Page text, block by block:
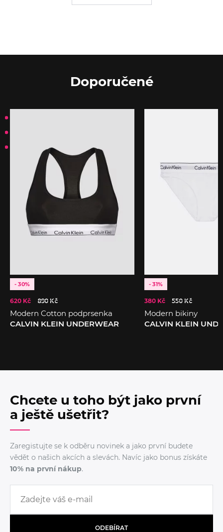
Doporučené
- 30%
620 Kč 890 Kč
Modern Cotton podprsenka
CALVIN KLEIN UNDERWEAR
- 31%
380 Kč 550 Kč
Modern bikiny
CALVIN KLEIN
Chcete u toho být jako první
a ještě ušetřit?
Zaregistujte se k odběru novinek a jako první budete
vědět o našich akcích a slevách. Navíc jako bonus získáte
10% na první nákup.
ODEBÍRAT